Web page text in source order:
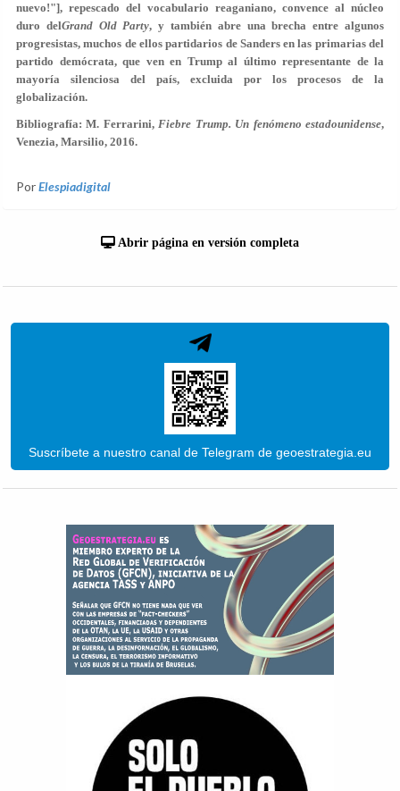
nuevo!"], repescado del vocabulario reaganiano, convence al núcleo
duro delGrand Old Party, y también abre una brecha entre algunos
progresistas, muchos de ellos partidarios de Sanders en las primarias del
partido demócrata, que ven en Trump al último representante de la
mayoría silenciosa del país, excluida por los procesos de la
globalización.
Bibliografía: M. Ferrarini,Fiebre Trump. Un fenómeno estadounidense,
Venezia, Marsilio, 2016.
PorElespiadigital
Abrir página en versión completa
Suscríbete a nuestro canal de Telegram de geoestrategia.eu